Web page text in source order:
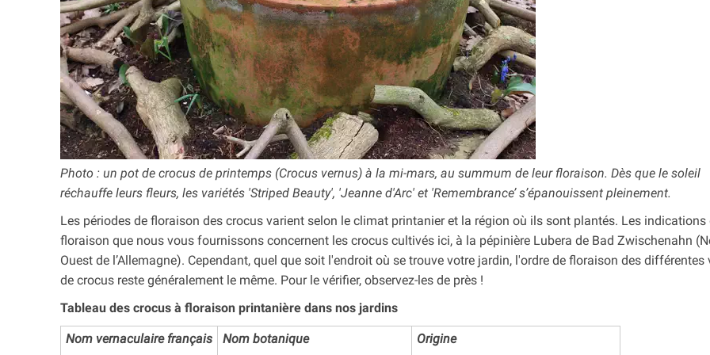
Photo : un pot de crocus de printemps (Crocus vernus) à la mi-mars, au summum de leur floraison. Dès que le soleil
réchauffe leurs fleurs, les variétés 'Striped Beauty', 'Jeanne d'Arc' et 'Remembrance’ s’épanouissent pleinement.
Les périodes de floraison des crocus varient selon le climat printanier et la région où ils sont plantés. Les indications
floraison que nous vous fournissons concernent les crocus cultivés ici, à la pépinière Lubera de Bad Zwischenahn
Ouest de l’Allemagne). Cependant, quel que soit l'endroit où se trouve votre jardin, l'ordre de floraison des différentes
de crocus reste généralement le même. Pour le vérifier, observez-les de près !
Tableau des crocus à floraison printanière dans nos jardins
Nom vernaculaire français Nom botanique Origine